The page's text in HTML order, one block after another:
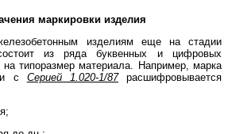
маркировки изделия
изделиям еще на стадии
из ряда буквенных и цифровых
типоразмер материала. Например, марка
с Серией 1.020-1/87расшифровывается